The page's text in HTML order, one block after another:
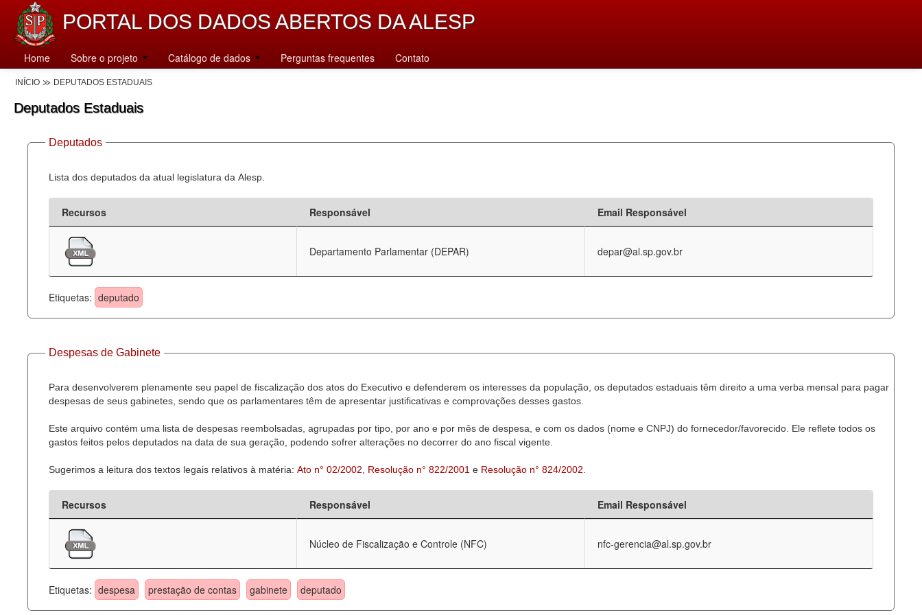
PORTAL DOS DADOS ABERTOS DA ALESP
Home Sobre o projeto Catálogo de dados Perguntas frequentes Contato
INÍCIO DEPUTADOS ESTADUAIS
Deputados Estaduais
Deputados
Lista dos deputados da atual legislatura da Alesp.
Recursos Responsável Email Responsável
Departamento Parlamentar (DEPAR) depar@al.sp.gov.br
Etiquetas: deputado
Despesas de Gabinete
Para desenvolverem plenamente seu papel de fiscalização dos atos do Executivo e defenderem os interesses da população, os deputados estaduais têm direito a uma verba mensal para pagar
despesas de seus gabinetes, sendo que os parlamentares têm de apresentar justificativas e comprovações desses gastos.
Este arquivo contém uma lista de despesas reembolsadas, agrupadas por tipo, por ano e por mês de despesa, e com os dados (nome e CNPJ) do fornecedor/favorecido. Ele reflete todos os
gastos feitos pelos deputados na data de sua geração, podendo sofrer alterações no decorrer do ano fiscal vigente.
Sugerimos a leitura dos textos legais relativos à matéria: Ato n° 02/2002 Resolução n° 822/2001 e Resolução n° 824/2002
Recursos Responsável Email Responsável
Núcleo de Fiscalização e Controle (NFC) nfc-gerencia@al.sp.gov.br
Etiquetas: despesa prestação de contas gabinete deputado